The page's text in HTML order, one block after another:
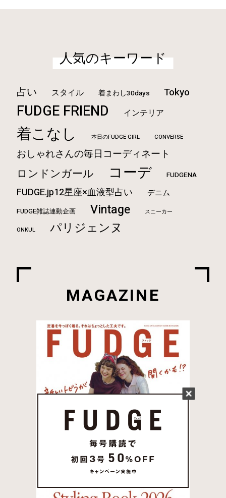
人気のキーワード
占い スタイル 着まわし30days Tokyo
FUDGE FRIEND インテリア
着こなし 本日のFUDGE GIRL CONVERSE
おしゃれさんの毎日コーディネート
ロンドンガール コーデ FUDGENA
FUDGE.jp12星座×血液型占い デニム
FUDGE雑誌連動企画 Vintage スニーカー
ONKUL パリジェンヌ
MAGAZINE